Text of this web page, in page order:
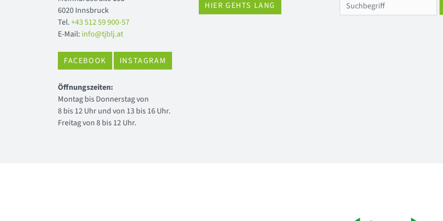
6020 Innsbruck
Tel.+43 512 59 900-57
E-Mail: info@tjblj.at
FACEBOOK INSTAGRAM
Öffnungszeiten:
Montag bis Donnerstag von
8 bis 12 Uhr und von 13 bis 16 Uhr.
Freitag von 8 bis 12 Uhr.
HIER GEHTS LANG